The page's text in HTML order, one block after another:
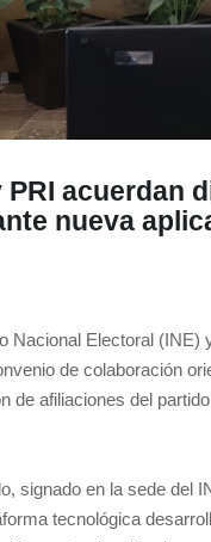
PRI acuerdan
nueva
Nacional Electoral (INE)
de colaboración
de afiliaciones del
signado en la sede del
tecnológica